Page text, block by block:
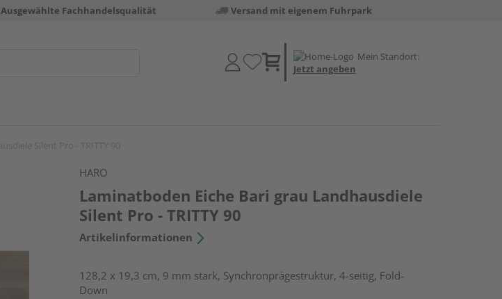
Ausgewählte Fachhandelsqualität Versand mit eigenem Fuhrpark
Mein Standort:
Jetzt angeben
HARO
Laminatboden Eiche Bari grau Landhausdiele
Silent Pro - TRITTY 90
Artikelinformationen
128,2 x 19,3 cm, 9 mm stark, Synchronprägestruktur, 4-seitig, Fold-
Down